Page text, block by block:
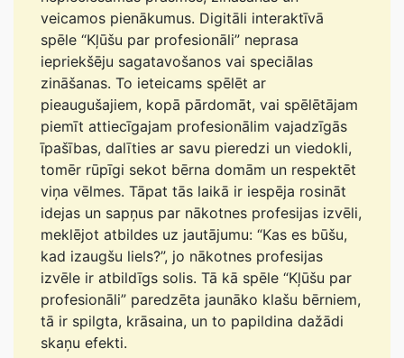
veicamos pienākumus. Digitāli interaktīvā
spēle “Kļūšu par profesionāli” neprasa
iepriekšēju sagatavošanos vai speciālas
zināšanas. To ieteicams spēlēt ar
pieaugušajiem, kopā pārdomāt, vai spēlētājam
piemīt attiecīgajam profesionālim vajadzīgās
īpašības, dalīties ar savu pieredzi un viedokli,
tomēr rūpīgi sekot bērna domām un respektēt
viņa vēlmes. Tāpat tās laikā ir iespēja rosināt
idejas un sapņus par nākotnes profesijas izvēli,
meklējot atbildes uz jautājumu: “Kas es būšu,
kad izaugšu liels?”, jo nākotnes profesijas
izvēle ir atbildīgs solis. Tā kā spēle “Kļūšu par
profesionāli” paredzēta jaunāko klašu bērniem,
tā ir spilgta, krāsaina, un to papildina dažādi
skaņu efekti.